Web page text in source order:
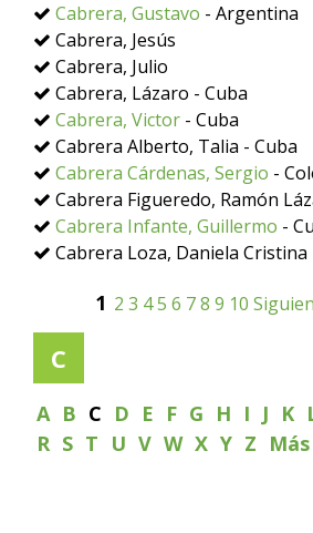
Cabrera, Gustavo - Argentina
Cabrera, Jesús
Cabrera, Julio
Cabrera, Lázaro - Cuba
Cabrera, Victor - Cuba
Cabrera Alberto, Talia - Cuba
Cabrera Cárdenas, Sergio -
Cabrera Figueredo, Ramón
Cabrera Infante, Guillermo -
Cabrera Loza, Daniela Cristina
1 2 3 45 6 78 9 10
C
A B C D E F G H I J K
R S T U V W X Y Z Más